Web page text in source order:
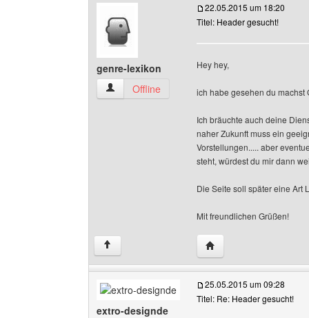
genre-lexikon
genre-lexikon Benutzer-Profile anzeigen
Offline
22.05.2015 um 18:20
Titel: Header gesucht!
Hey hey,
ich habe gesehen du machst
Ich bräuchte auch deine
naher Zukunft muss ein
Vorstellungen..... aber
steht, würdest du mir dann
Die Seite soll später eine Art
Mit freundlichen Grüßen!
↑ Website dieses
extro-designde
25.05.2015 um 09:28
Titel: Re: Header gesucht!